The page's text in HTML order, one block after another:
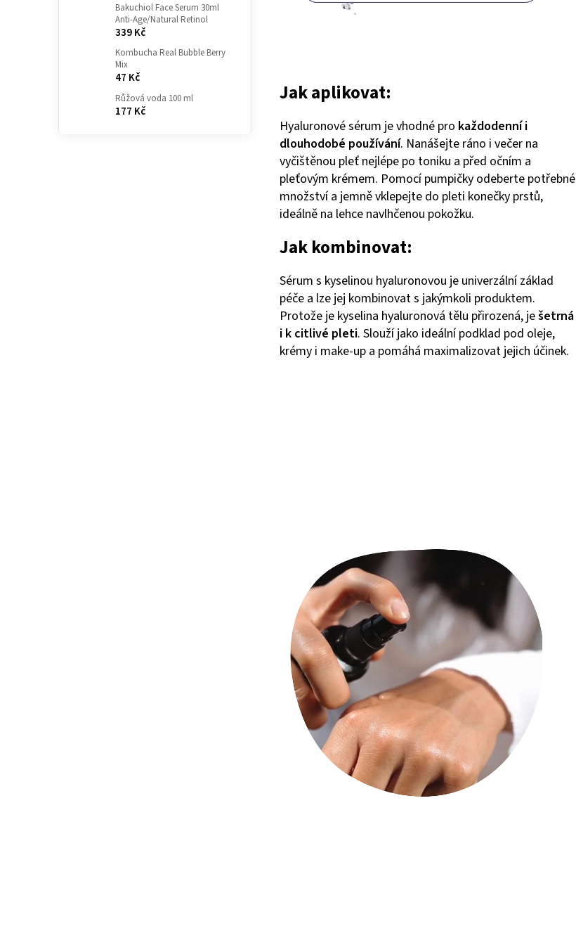
Bakuchiol Face Serum 30ml
Anti-Age/Natural Retinol
339 Kč
Kombucha Real Bubble Berry
Mix
47 Kč
Růžová voda 100 ml
177 Kč
Jak aplikovat:
Hyaluronové sérum je vhodné pro každodenní i
dlouhodobé používání. Nanášejte ráno i večer na
vyčištěnou pleť nejlépe po toniku a před očním a
pleťovým krémem. Pomocí pumpičky odeberte potřebné
množství a jemně vklepejte do pleti konečky prstů,
ideálně na lehce navlhčenou pokožku.
Jak kombinovat:
Sérum s kyselinou hyaluronovou je univerzální základ
péče a lze jej kombinovat s jakýmkoli produktem.
Protože je kyselina hyaluronová tělu přirozená, ješetrná
i k citlivé pleti. Slouží jako ideální podklad pod oleje,
krémy i make-up a pomáhá maximalizovat jejich účinek.